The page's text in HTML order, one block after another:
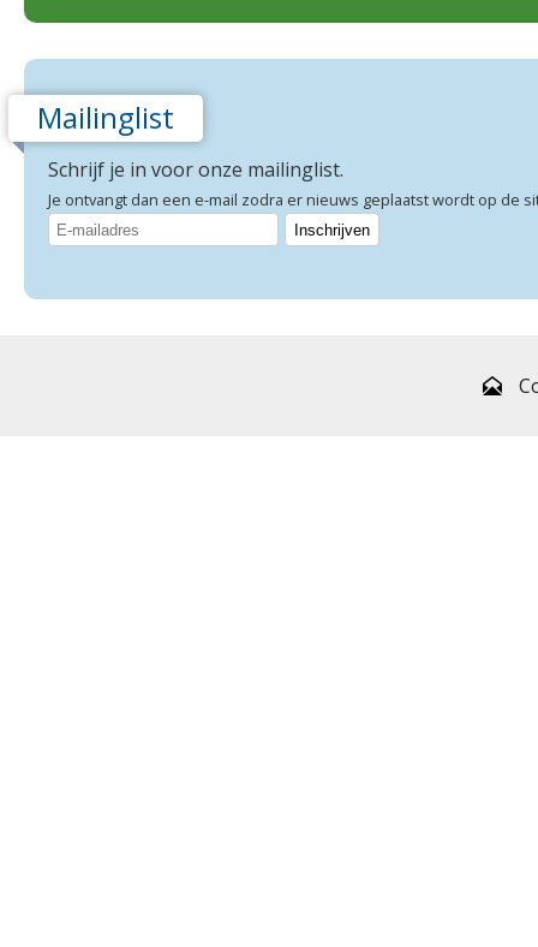
Mailinglist
Schrijf je in voor onze mailinglist.
Je ontvangt dan een e-mail zodra er nieuws geplaatst wordt op de